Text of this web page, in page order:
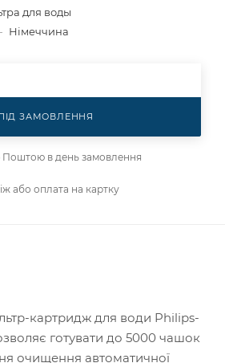
для воды
Німеччина
ЗАМОВЛЕННЯ
Поштою в день замовлення
або оплата на картку
картридж для води Philips-
готувати до 5000 чашок
очищення автоматичної